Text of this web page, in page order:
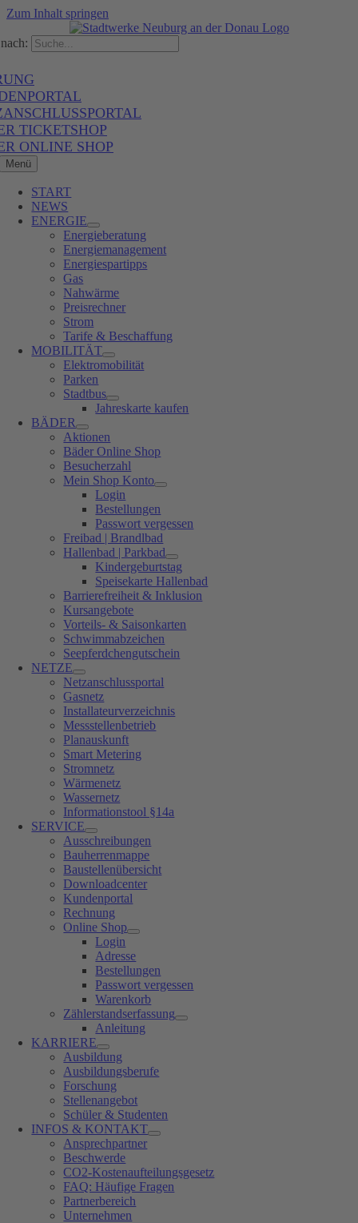
Zum Inhalt springen
TICKETSHOP
ONLINE SHOP
Menü
START
NEWS
ENERGIE
Energieberatung
Energiemanagement
Energiespartipps
Gas
Nahwärme
Preisrechner
Strom
Tarife & Beschaffung
MOBILITÄT
Elektromobilität
Parken
Stadtbus
Jahreskarte kaufen
BÄDER
Aktionen
Bäder Online Shop
Besucherzahl
Mein Shop Konto
Login
Bestellungen
Passwort vergessen
Freibad | Brandlbad
Hallenbad | Parkbad
Kindergeburtstag
Speisekarte Hallenbad
Barrierefreiheit & Inklusion
Kursangebote
Vorteils- & Saisonkarten
Schwimmabzeichen
Seepferdchengutschein
NETZE
Netzanschlussportal
Gasnetz
Installateurverzeichnis
Messstellenbetrieb
Planauskunft
Smart Metering
Stromnetz
Wärmenetz
Wassernetz
Informationstool §14a
SERVICE
Ausschreibungen
Bauherrenmappe
Baustellenübersicht
Downloadcenter
Kundenportal
Rechnung
Online Shop
Login
Adresse
Bestellungen
Passwort vergessen
Warenkorb
Zählerstandserfassung
Anleitung
KARRIERE
Ausbildung
Ausbildungsberufe
Forschung
Stellenangebot
Schüler & Studenten
INFOS & KONTAKT
Ansprechpartner
Beschwerde
CO2-Kostenaufteilungsgesetz
FAQ: Häufige Fragen
Partnerbereich
Unternehmen